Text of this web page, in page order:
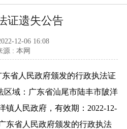
证遗失公告
12-06 16:08
源 : 本网
省人民政府颁发的行政执法证
区域：广东省汕尾市陆丰市陂洋
镇人民政府，有效期：2022-12-
东省人民政府颁发的行政执法